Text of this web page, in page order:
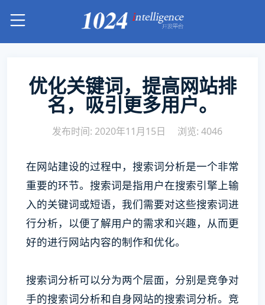
优化关键词，提高网站排
名，吸引更多用户。
发布时间: 2020年11月15日 浏览: 4046
在网站建设的过程中，搜索词分析是一个非常
重要的环节。搜索词是指用户在搜索引擎上输
入的关键词或短语，我们需要对这些搜索词进
行分析，以便了解用户的需求和兴趣，从而更
好的进行网站内容的制作和优化。
搜索词分析可以分为两个层面，分别是竞争对
手的搜索词分析和自身网站的搜索词分析。竞